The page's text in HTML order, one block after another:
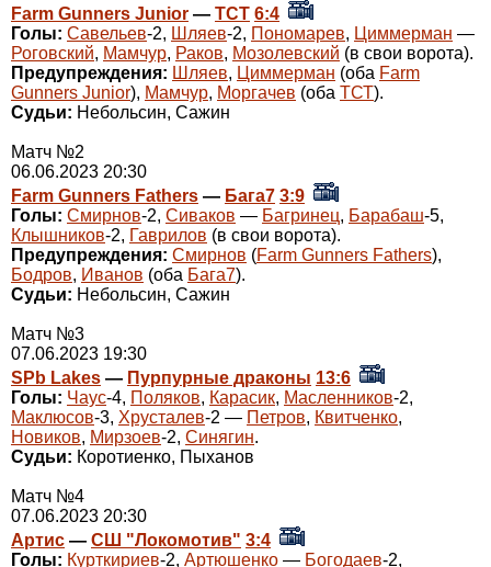
Farm Gunners Junior — ТСТ 6:4
Голы: Савельев-2, Шляев-2, Пономарев, Циммерман —
Роговский, Мамчур, Раков, Мозолевский (в свои ворота).
Предупреждения: Шляев, Циммерман (оба Farm
Gunners Junior), Мамчур, Моргачев (оба ТСТ).
Судьи: Небольсин, Сажин
Матч №2
06.06.2023 20:30
Farm Gunners Fathers — Бага7 3:9
Голы: Смирнов-2, Сиваков — Багринец, Барабаш-5,
Клышников-2, Гаврилов (в свои ворота).
Предупреждения: Смирнов (Farm Gunners Fathers),
Бодров, Иванов (оба Бага7).
Судьи: Небольсин, Сажин
Матч №3
07.06.2023 19:30
SPb Lakes — Пурпурные драконы 13:6
Голы: Чаус-4, Поляков, Карасик, Масленников-2,
Маклюсов-3, Хрусталев-2 — Петров, Квитченко,
Новиков, Мирзоев-2, Синягин.
Судьи: Коротиенко, Пыханов
Матч №4
07.06.2023 20:30
Артис — СШ "Локомотив" 3:4
Голы: Курткириев-2, Артюшенко — Богодаев-2,